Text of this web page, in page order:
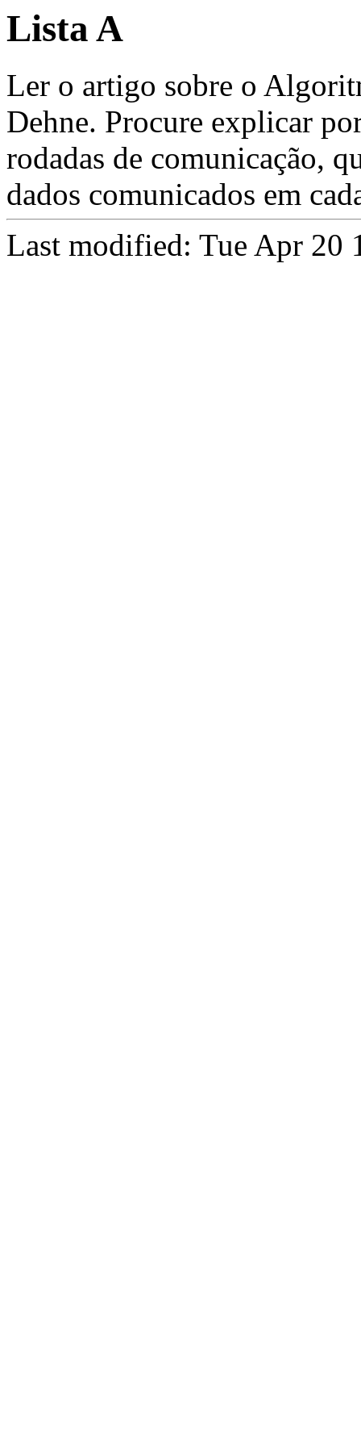
Lista A
Ler o artigo sobre o
Dehne. Procure explicar
rodadas de comunicação,
dados comunicados em
Last modified: Tue Apr 20